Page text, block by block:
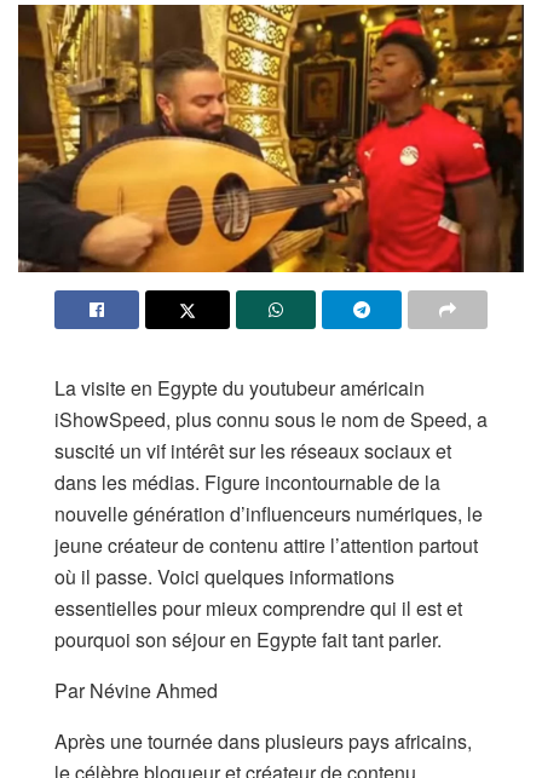
La visite en Egypte du youtubeur américain
iShowSpeed, plus connu sous le nom de Speed, a
suscité un vif intérêt sur les réseaux sociaux et
dans les médias. Figure incontournable de la
nouvelle génération d’influenceurs numériques, le
jeune créateur de contenu attire l’attention partout
où il passe. Voici quelques informations
essentielles pour mieux comprendre qui il est et
pourquoi son séjour en Egypte fait tant parler.
Par Névine Ahmed
Après une tournée dans plusieurs pays africains,